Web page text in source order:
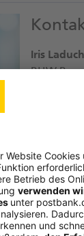
Iris Laduch
BHW